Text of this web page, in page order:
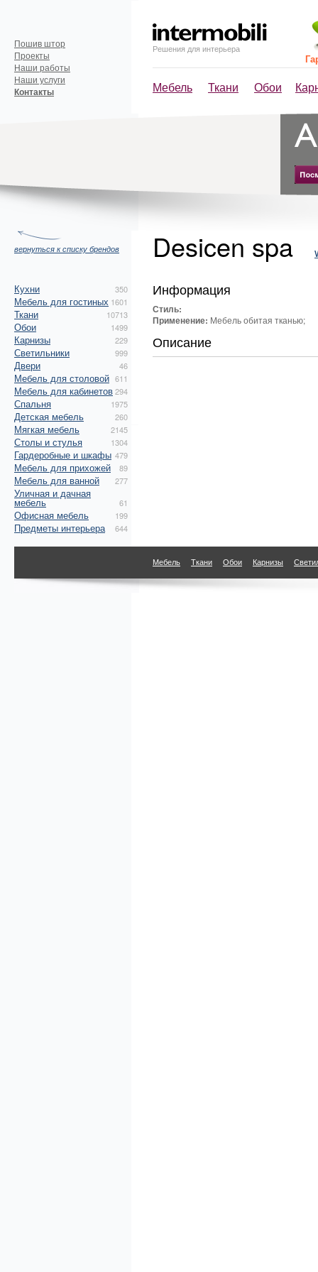
Решения для интерьера
Мебель Ткани Обои
Пошив штор
Проекты
Наши работы
Наши услуги
Контакты
вернуться к списку брендов
Кухни 350
Мебель для гостиных 1601
Ткани 10713
Обои 1499
Карнизы 229
Светильники 999
Двери 46
Мебель для столовой 611
Мебель для кабинетов294
Спальня 1975
Детская мебель 260
Мягкая мебель 2145
Столы и стулья 1304
Гардеробные и шкафы 479
Мебель для прихожей 89
Мебель для ванной 277
Уличная и дачная
мебель 61
Офисная мебель 199
Предметы интерьера 644
Desicen spa
Информация
Стиль:
Применение: Мебель обитая тканью;
Описание
Мебель Ткани Обои Карнизы